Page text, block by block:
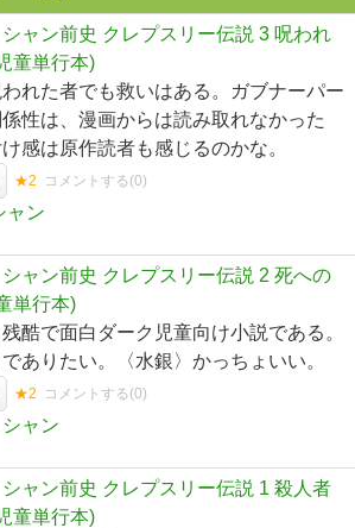
ャン前史 クレプスリー伝説 3 呪われ
童単行本)
れた者でも救いはある。ガブナーパー
性は、漫画からは読み取れなかった
感は原作読者も感じるのかな。
★2 コメントする(0)
ャン
ャン前史 クレプスリー伝説 2 死への
単行本)
酷で面白ダーク児童向け小説である。
ありたい。〈水銀〉かっちょいい。
★2 コメントする(0)
ャン
ャン前史 クレプスリー伝説 1 殺人者
童単行本)